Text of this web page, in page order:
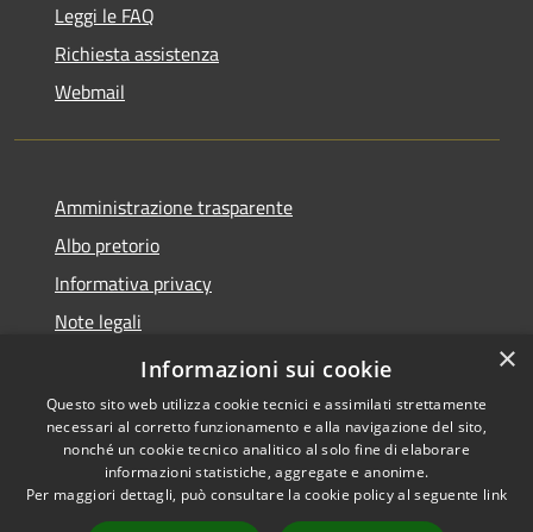
Leggi le FAQ
Richiesta assistenza
Webmail
Amministrazione trasparente
Albo pretorio
Informativa privacy
Note legali
Dichiarazione di accessibilità
Accessibilità
Copyright © 2026 • Comune di
Bollate • Powered by
×
Informazioni sui cookie
Questo sito web utilizza cookie tecnici e assimilati strettamente
necessari al corretto funzionamento e alla navigazione del sito,
nonché un cookie tecnico analitico al solo fine di elaborare
informazioni statistiche, aggregate e anonime.
Per maggiori dettagli, può consultare la cookie policy al seguente link